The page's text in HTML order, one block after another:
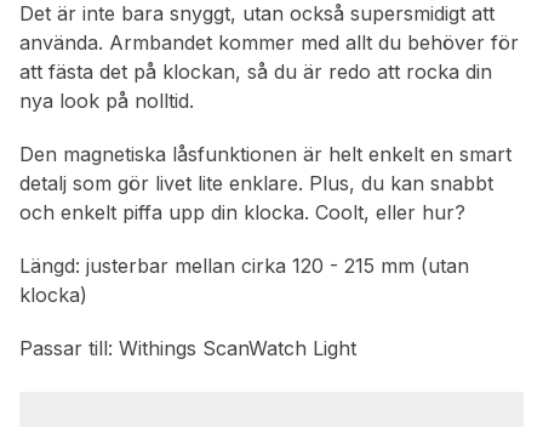
Det är inte bara snyggt, utan också supersmidigt att
använda. Armbandet kommer med allt du behöver för
att fästa det på klockan, så du är redo att rocka din
nya look på nolltid.
Den magnetiska låsfunktionen är helt enkelt en smart
detalj som gör livet lite enklare. Plus, du kan snabbt
och enkelt piffa upp din klocka. Coolt, eller hur?
Längd: justerbar mellan cirka 120 - 215 mm (utan
klocka)
Passar till: Withings ScanWatch Light